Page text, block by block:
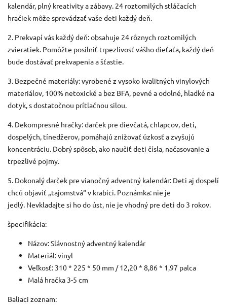
kalendár, plný kreativity a zábavy. 24 roztomilých stláčacích
hračiek môže sprevádzať vaše deti každý deň.
2. Prekvapí vás každý deň: obsahuje 24 rôznych roztomilých
zvieratiek. Pomôžte posilniť trpezlivosť vášho dieťaťa, každý deň
bude dostávať prekvapenia a šťastie.
3. Bezpečné materiály: vyrobené z vysoko kvalitných vinylových
materiálov, 100% netoxické a bez BFA, pevné a odolné, hladké na
dotyk, s dostatočnou prítlačnou silou.
4. Dekompresné hračky: darček pre dievčatá, chlapcov, deti,
dospelých, tínedžerov, pomáhajú znižovať úzkosť a zvyšujú
koncentráciu. Dobrý spôsob, ako naučiť deti čísla, načasovanie a
trpezlivé pojmy.
5. Dokonalý darček pre vianočný adventný kalendár: Deti aj dospelí
chcú objaviť „tajomstvá“ v krabici. Poznámka: nie je
jedlý. Nevkladajte si ho do úst, nie je vhodný pre deti do 3 rokov.
špecifikácia:
Názov: Slávnostný adventný kalendár
Materiál: vinyl
Veľkosť: 310 * 225 * 50 mm / 12,20 * 8,86 * 1,97 palca
Malá hračka 3-5 cm
Baliaci zoznam: